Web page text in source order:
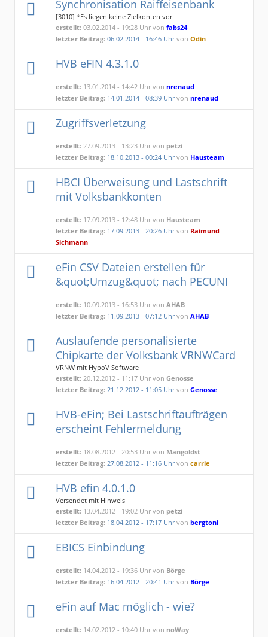
Synchronisation Raiffeisenbank
[3010] *Es liegen keine Zielkonten vor
erstellt: 03.02.2014 - 19:28 Uhr vonfabs24
letzter Beitrag: 06.02.2014 - 16:46 UhrvonOdin
HVB eFIN 4.3.1.0
erstellt: 13.01.2014 - 14:42 Uhr vonnrenaud
letzter Beitrag: 14.01.2014 - 08:39 Uhrvonnrenaud
Zugriffsverletzung
erstellt: 27.09.2013 - 13:23 Uhr von petzi
letzter Beitrag: 18.10.2013 - 00:24 Uhrvon Hausteam
HBCI Überweisung und Lastschrift
mit Volksbankkonten
erstellt: 17.09.2013 - 12:48 Uhr von Hausteam
letzter Beitrag: 17.09.2013 - 20:26 Uhrvon Raimund
Sichmann
eFin CSV Dateien erstellen für
&quot;Umzug&quot; nach PECUNI
erstellt: 10.09.2013 - 16:53 Uhr vonAHAB
letzter Beitrag: 11.09.2013 - 07:12 UhrvonAHAB
Auslaufende personalisierte
Chipkarte der Volksbank VRNWCard
VRNW mit HypoV Software
erstellt: 20.12.2012 - 11:17 Uhr vonGenosse
letzter Beitrag: 21.12.2012 - 11:05 UhrvonGenosse
HVB-eFin; Bei Lastschriftaufträgen
erscheint Fehlermeldung
erstellt: 18.08.2012 - 20:53 Uhr von Mangoldst
letzter Beitrag: 27.08.2012 - 11:16 Uhrvoncarrie
HVB efin 4.0.1.0
Versendet mit Hinweis
erstellt: 13.04.2012 - 19:02 Uhr von petzi
letzter Beitrag: 18.04.2012 - 17:17 Uhrvonbergtoni
EBICS Einbindung
erstellt: 14.04.2012 - 19:36 Uhr von Börge
letzter Beitrag: 16.04.2012 - 20:41 Uhrvon Börge
eFin auf Mac möglich - wie?
erstellt: 14.02.2012 - 10:40 Uhr von noWay